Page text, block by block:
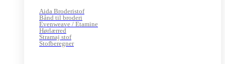
Aida Broderistof
Bånd til broderi
Evenweave / Etamine
Hørlærred
Stramaj stof
Stofberegner